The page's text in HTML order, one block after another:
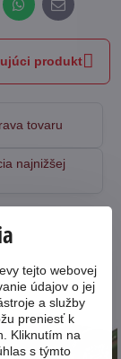
WhatsApp
E-
mail
produkt
tovaru
najnižšej
tejto webovej
údajov o jej
a služby
preniesť k
Kliknutím na
s týmto